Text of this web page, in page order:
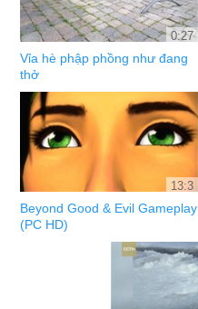
0:27
Vỉa hè phập phồng như đang
thở
13:3
Beyond Good & Evil Gameplay
(PC HD)